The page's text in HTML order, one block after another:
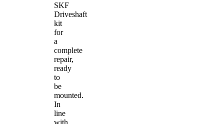
SKF
Driveshaft
kit
for
a
complete
repair,
ready
to
be
mounted.
In
line
with